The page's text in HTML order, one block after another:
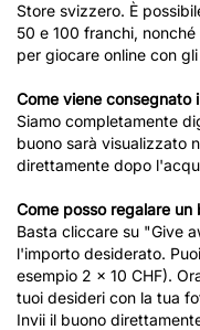
Store svizzero. È
50 e 100 franchi,
per giocare online con
Come viene consegnato
Siamo completamente
buono sarà visualizzato
direttamente dopo
Come posso regalare un
Basta cliccare su "Give
l'importo desiderato.
esempio 2 x 10 CHF).
tuoi desideri con la tua
Invii il buono